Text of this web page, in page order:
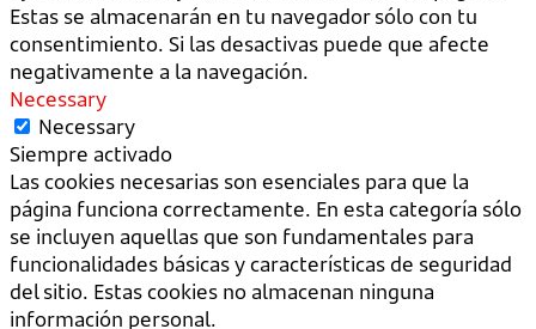
Estas se almacenarán en tu navegador sólo con tu
consentimiento. Si las desactivas puede que afecte
negativamente a la navegación.
Necessary
Necessary
Siempre activado
Las cookies necesarias son esenciales para que la
página funciona correctamente. En esta categoría sólo
se incluyen aquellas que son fundamentales para
funcionalidades básicas y características de seguridad
del sitio. Estas cookies no almacenan ninguna
información personal.